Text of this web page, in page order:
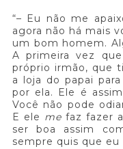
“– Eu não me
agora não há mais
um bom homem.
A primeira vez
próprio irmão, que
a loja do papai
por ela. Ele é
Você não pode
E ele mefaz fazer
ser boa assim
sempre quis que eu